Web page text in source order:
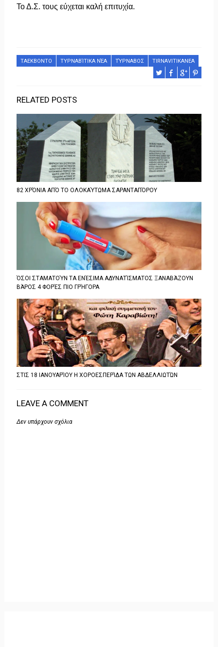
Το Δ.Σ. τους εύχεται καλή επιτυχία.
ΤΑΕΚΒΟΝΤΟ ΤΥΡΝΑΒΊΤΙΚΑ ΝΈΑ ΤΎΡΝΑΒΟΣ TIRNAVITIKANEA
RELATED POSTS
82 ΧΡΌΝΙΑ ΑΠΌ ΤΟ ΟΛΟΚΑΎΤΩΜΑ ΣΑΡΑΝΤΑΠΌΡΟΥ
ΌΣΟΙ ΣΤΑΜΑΤΟΎΝ ΤΑ ΕΝΈΣΙΜΑ ΑΔΥΝΑΤΊΣΜΑΤΟΣ ΞΑΝΑΒΆΖΟΥΝ
ΒΆΡΟΣ 4 ΦΟΡΈΣ ΠΙΟ ΓΡΉΓΟΡΑ
ΣΤΙΣ 18 ΙΑΝΟΥΑΡΊΟΥ Η ΧΟΡΟΕΣΠΕΡΊΔΑ ΤΩΝ ΑΒΔΕΛΛΙΩΤΏΝ
LEAVE A COMMENT
Δεν υπάρχουν σχόλια